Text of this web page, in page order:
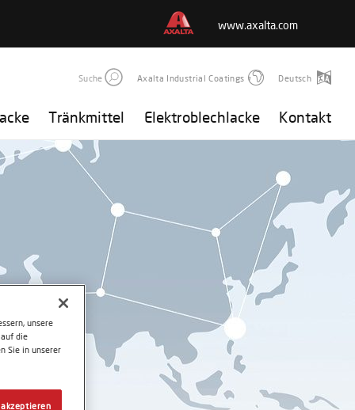
www.axalta.com
Suche Axalta Industrial Coatings Deutsch
Tränkmittel Elektroblechlacke Kontakt
unsere
die
Sie in unserer
akzeptieren